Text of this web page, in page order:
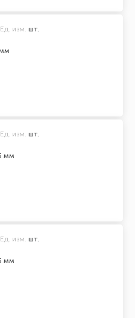
Ед. изм. шт.
мм
Ед. изм. шт.
мм
Ед. изм. шт.